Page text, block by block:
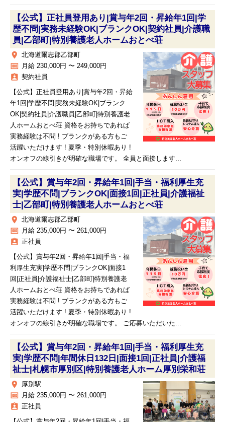
【公式】正社員登用あり|賞与年2回・昇給年1回|学
歴不問|実務未経験OK|ブランクOK|契約社員|介護職
員|乙部町|特別養護老人ホームおとべ荘
place 北海道爾志郡乙部町
money 月給 230,000円 〜 249,000円
assignment_ind 契約社員
【公式】正社員登用あり|賞与年2回・昇給
年1回|学歴不問|実務未経験OK|ブランク
OK|契約社員|介護職員|乙部町|特別養護老
人ホームおとべ荘 資格をお持ちであれば
実務経験は不問 ! ブランクがある方もご
活躍いただけます ! 夏季・特別休暇あり !
オンオフの線引きが明確な職場です。 全員と面接します...
【公式】賞与年2回・昇給年1回|手当・福利厚生充
実|学歴不問|ブランクOK|面接1回|正社員|介護福祉
士|乙部町|特別養護老人ホームおとべ荘
place 北海道爾志郡乙部町
money 月給 235,000円 〜 261,000円
assignment_ind 正社員
【公式】賞与年2回・昇給年1回|手当・福
利厚生充実|学歴不問|ブランクOK|面接1
回|正社員|介護福祉士|乙部町|特別養護老
人ホームおとべ荘 資格をお持ちであれば
実務経験は不問 ! ブランクがある方もご
活躍いただけます ! 夏季・特別休暇あり !
オンオフの線引きが明確な職場です。 ご応募いただいた...
【公式】賞与年2回・昇給年1回|手当・福利厚生充
実|学歴不問|年間休日132日|面接1回|正社員|介護福
祉士|札幌市厚別区|特別養護老人ホーム厚別栄和荘
place 厚別駅
money 月給 235,000円 〜 261,000円
assignment_ind 正社員